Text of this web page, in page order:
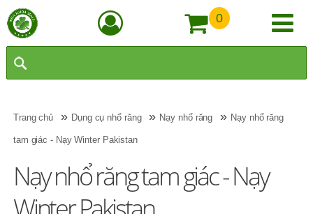
0
Trang chủ » Dụng cụ nhổ răng » Nạy nhổ răng » Nạy nhổ răng
tam giác - Nạy Winter Pakistan
Nạy nhổ răng tam giác - Nạy